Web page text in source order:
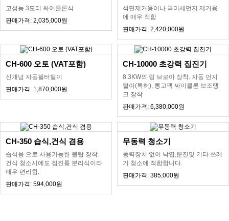
고성능 3모터 싸이클론식
판매가격: 2,035,000원
석면제거용이나 극미세먼지 제거용
에 매우 적합
판매가격: 2,420,000원
CH-600 오토 (VAT포함)
신개념 자동필터털이
판매가격: 1,870,000원
CH-10000 초강력 집진기
8.3KW의 링 브로아 장착. 자동 먼지
털이(특허), 롱고팩 싸이클론 보조탱
크 장착
판매가격: 6,380,000원
CH-350 습식,건식 겸용
습식용 으로 사용가능한 볼탑 장착.
건식 청소시에도 집진통 분리식이라
매우 편리함.
판매가격: 594,000원
무동력 청소기
동력장치 없이 낙엽,분진및 기타 쓰레
기 청소에 적합합니다.
판매가격: 385,000원